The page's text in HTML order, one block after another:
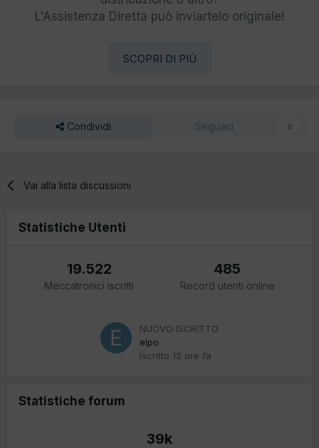
L'Assistenza Diretta può inviartelo originale!
SCOPRI DI PIÙ
Condividi Seguaci 0
Vai alla lista discussioni
Statistiche Utenti
19.522
Meccatronici iscritti
485
Record utenti online
NUOVO ISCRITTO
elpo
Iscritto 12 ore fa
Statistiche forum
39k